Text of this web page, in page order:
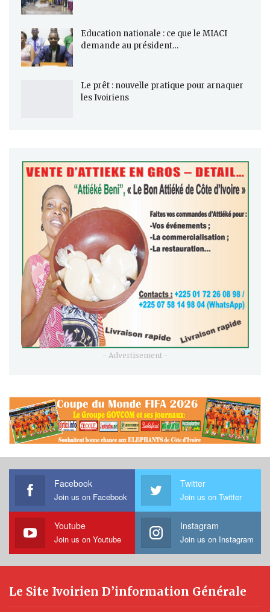
Education nationale : ce que le MIACI
demande au président…
Le prêt : nouvelle pratique pour arnaquer
les Ivoiriens
- Advertisement -
Facebook
Join us on Facebook
Twitter
Join us on Twitter
Youtube
Join us on Youtube
Instagram
Join us on Instagram
Le Site Ivoirien D’information Générale